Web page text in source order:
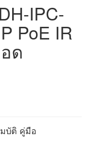
IPC-
PoE IR
ด
บัติ คู่มือ